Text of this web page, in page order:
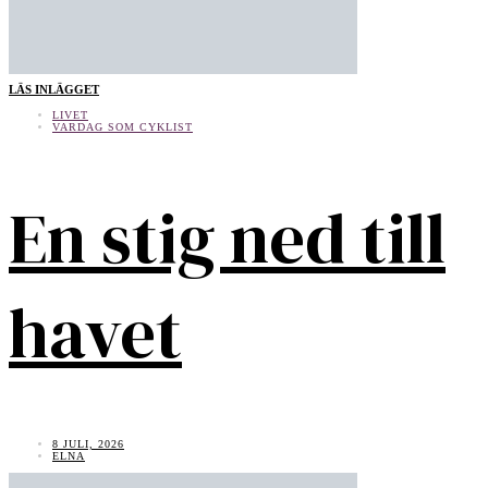
LÄS INLÄGGET
LIVET
VARDAG SOM CYKLIST
En stig ned till
havet
8 JULI, 2026
ELNA